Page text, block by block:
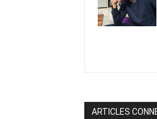
ARTICLES